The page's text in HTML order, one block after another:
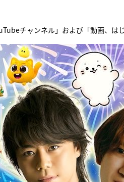
チャンネル」および「動画、は